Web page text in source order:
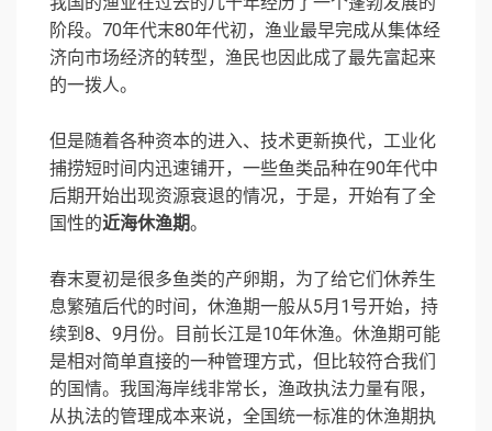
阶段。70年代末80年代初，渔业最早完成从集体经
济向市场经济的转型，渔民也因此成了最先富起来
的一拨人。
但是随着各种资本的进入、技术更新换代，工业化
捕捞短时间内迅速铺开，一些鱼类品种在90年代中
后期开始出现资源衰退的情况，于是，开始有了全
国性的近海休渔期。
春末夏初是很多鱼类的产卵期，为了给它们休养生
息繁殖后代的时间，休渔期一般从5月1号开始，持
续到8、9月份。目前长江是10年休渔。休渔期可能
是相对简单直接的一种管理方式，但比较符合我们
的国情。我国海岸线非常长，渔政执法力量有限，
从执法的管理成本来说，全国统一标准的休渔期执